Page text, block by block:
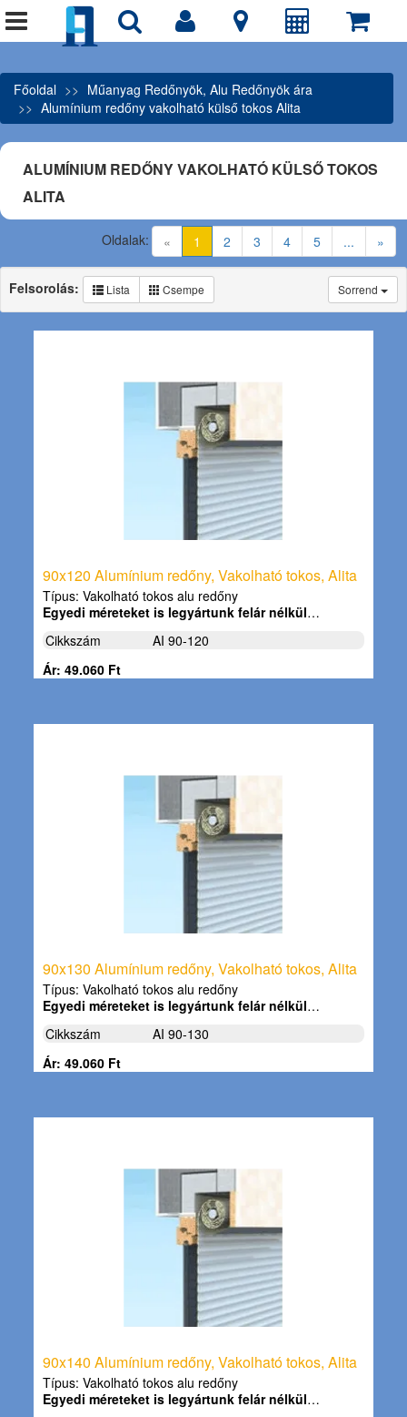
Főoldal
Műanyag Redőnyök, Alu Redőnyök ára
Alumínium redőny vakolható külső tokos Alita
ALUMÍNIUM REDŐNY VAKOLHATÓ KÜLSŐ TOKOS
ALITA
« 1 (current)
2 3 4 5 ... »
Oldalak:
Sorrend
Felsorolás: Lista Csempe
90x120 Alumínium redőny, Vakolható tokos, Alita
Típus: Vakolható tokos alu redőny
Egyedi méreteket is legyártunk felár nélkül…
Cikkszám
AI 90-120
Ár: 49.060 Ft
90x130 Alumínium redőny, Vakolható tokos, Alita
Típus: Vakolható tokos alu redőny
Egyedi méreteket is legyártunk felár nélkül…
Cikkszám
AI 90-130
Ár: 49.060 Ft
90x140 Alumínium redőny, Vakolható tokos, Alita
Típus: Vakolható tokos alu redőny
Egyedi méreteket is legyártunk felár nélkül…